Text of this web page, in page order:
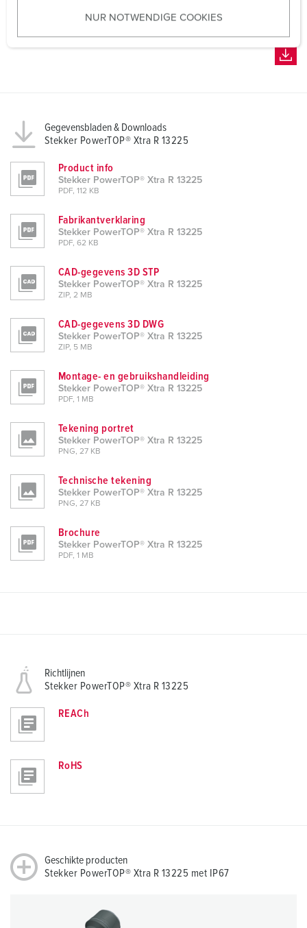
u
w
NUR NOTWENDIGE COOKIES
Gegevensbladen & Downloads
Stekker PowerTOP® Xtra R 13225
Product info
Stekker PowerTOP® Xtra R 13225
PDF, 112 KB
Fabrikantverklaring
Stekker PowerTOP® Xtra R 13225
PDF, 62 KB
CAD-gegevens 3D STP
Stekker PowerTOP® Xtra R 13225
ZIP, 2 MB
CAD-gegevens 3D DWG
Stekker PowerTOP® Xtra R 13225
ZIP, 5 MB
Montage- en gebruikshandleiding
Stekker PowerTOP® Xtra R 13225
PDF, 1 MB
Tekening portret
Stekker PowerTOP® Xtra R 13225
PNG, 27 KB
Technische tekening
Stekker PowerTOP® Xtra R 13225
PNG, 27 KB
Brochure
Stekker PowerTOP® Xtra R 13225
PDF, 1 MB
Richtlijnen
Stekker PowerTOP® Xtra R 13225
REACh
RoHS
Geschikte producten
Stekker PowerTOP® Xtra R 13225 met IP67